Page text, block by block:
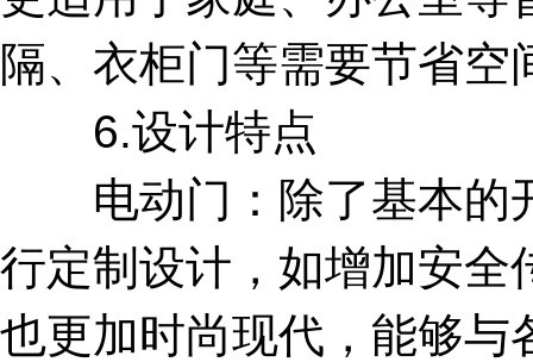
隔、衣柜门等需要节省空
6.设计特点
电动门：除了基本的
行定制设计，如增加安全
也更加时尚现代，能够与